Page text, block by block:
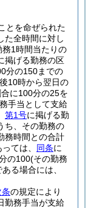
とを命ぜられた
た全時間に対し
務1時間当たりの
掲げる勤務の区
分の150までの
10時から翌日の
に100分の25を
手当として支給
第1号に掲げる勤
ち、その勤務の
務時間との合計
ては、 同条に
の100(その勤務
る場合には、
条の規定により
勤務手当が支給